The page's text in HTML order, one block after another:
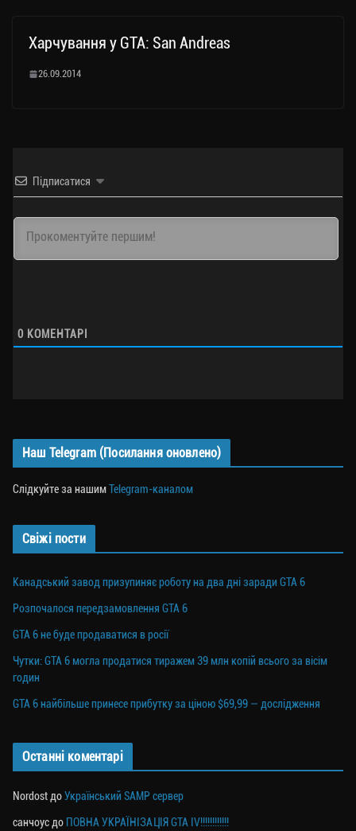
Харчування у GTA: San Andreas
26.09.2014
Підписатися
0 КОМЕНТАРІ
Наш Telegram (Посилання оновлено)
Слідкуйте за нашимTelegram-каналом
Свіжі пости
Канадський завод призупиняє роботу на два дні заради GTA 6
Розпочалося передзамовлення GTA 6
GTA 6 не буде продаватися в росії
Чутки: GTA 6 могла продатися тиражем 39 млн копій всього за вісім
годин
GTA 6 найбільше принесе прибутку за ціною $69,99 — дослідження
Останні коментарі
Nordost доУкраїнський SAMP сервер
санчоус до ПОВНА УКРАЇНІЗАЦІЯ GTA IV!!!!!!!!!!!!